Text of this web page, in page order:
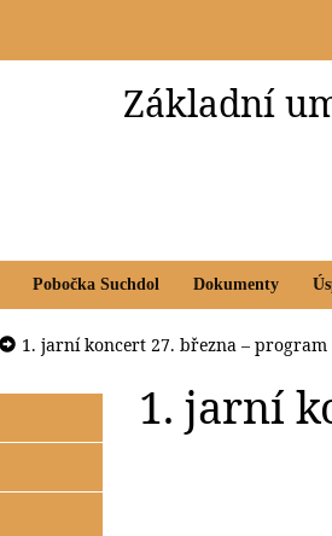
Základní
Pobočka Suchdol Dokumenty
1. jarní koncert 27. března – program
1. jarní